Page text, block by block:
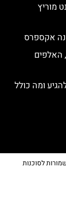
מוריץ
אקספרס
האלפים
ומה כולל
לסוכנות